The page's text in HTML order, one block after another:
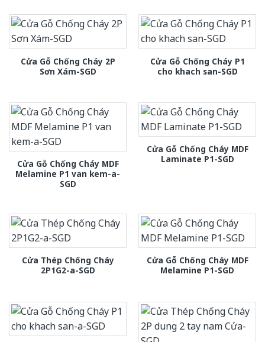
Cửa Gỗ Chống Cháy 2P
Sơn Xám-SGD
Cửa Gỗ Chống Cháy P1
cho khach san-SGD
Cửa Gỗ Chống Cháy MDF
Melamine P1 van kem-a-
SGD
Cửa Gỗ Chống Cháy MDF
Laminate P1-SGD
Cửa Thép Chống Cháy
2P1G2-a-SGD
Cửa Gỗ Chống Cháy MDF
Melamine P1-SGD